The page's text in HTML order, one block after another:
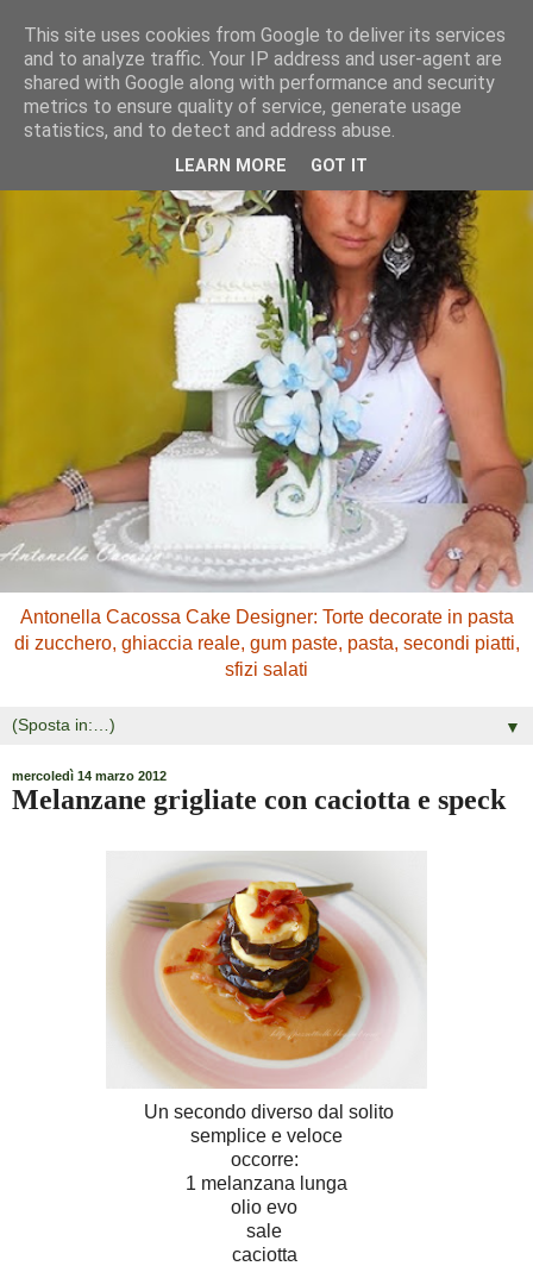
Antonella Cacossa Cake Designer: Torte decorate in pasta
di zucchero, ghiaccia reale, gum paste, pasta, secondi piatti,
sfizi salati
▼
mercoledì 14 marzo 2012
Melanzane grigliate con caciotta e speck
Un secondo diverso dal solito
semplice e veloce
occorre:
1 melanzana lunga
olio evo
sale
caciotta
This site uses cookies from Google to deliver its services
and to analyze traffic. Your IP address and user-agent are
shared with Google along with performance and security
metrics to ensure quality of service, generate usage
statistics, and to detect and address abuse.
LEARN MORE GOT IT